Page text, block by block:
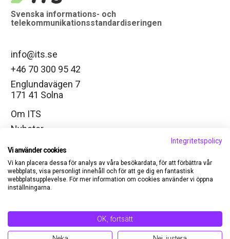
Svenska informations- och
telekommunikationsstandardiseringen
info@its.se
+46 70 300 95 42
Englundavägen 7
171 41 Solna
Om ITS
Nyheter
Ändra cookie-inställningar
LinkedIn
Medlem
Integritetspolicy
Vi använder cookies
Vi kan placera dessa för analys av våra besökardata, för att förbättra vår
webbplats, visa personligt innehåll och för att ge dig en fantastisk
webbplatsupplevelse. För mer information om cookies använder vi öppna
inställningarna.
OK, fortsätt